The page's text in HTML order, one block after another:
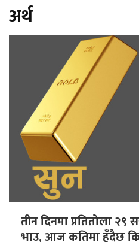
अर्थ
तीन दिनमा प्रतितोला
भाउ, आज कतिमा हुँदैछ